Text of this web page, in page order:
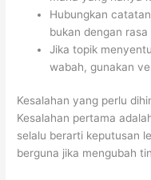
Hubungkan
bukan dengan
Jika topik
wabah, gunakan
Kesalahan yang perlu
Kesalahan pertama
selalu berarti keputusan
berguna jika mengubah